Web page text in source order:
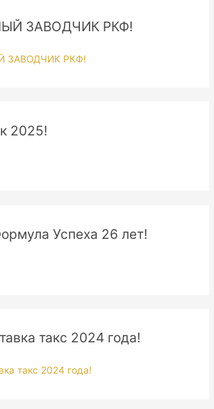
ЗАВОДЧИК РКФ!
2025!
Успеха 26 лет!
такс 2024 года!